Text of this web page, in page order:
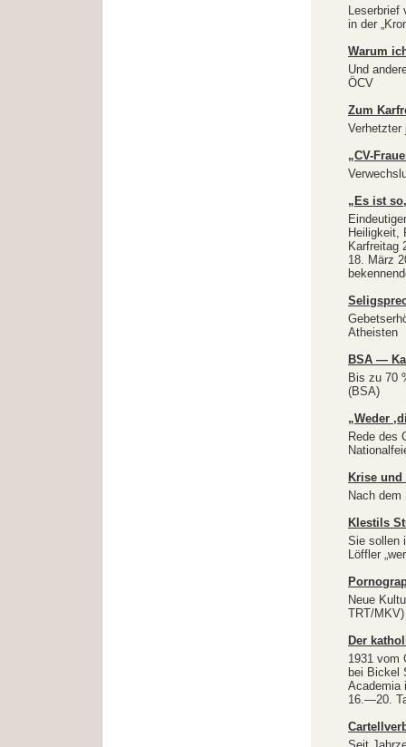
Leserbrief
in der
Warum
Und
ÖCV
Zum
Verhetzter
„CV-
„Es ist
Heiligkeit,
Karfreitag
18. März
Atheisten
BSA —
Bis zu 70
(BSA)
„Weder
Rede des
Krise
Nach
Klestils
Sie sollen
Löffler
Neue
TRT/
Der
1931 vom
bei Bickel
Academia
16.—20.